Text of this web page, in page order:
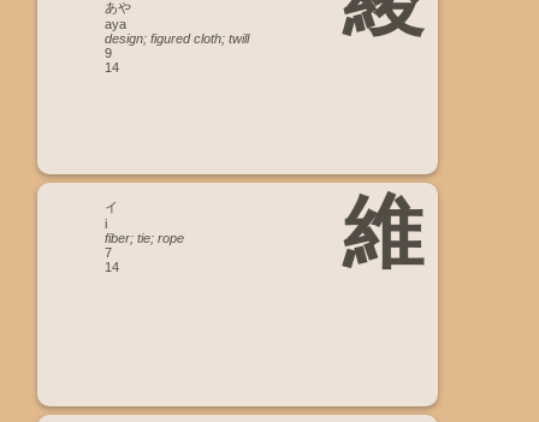
あや
aya
design; figured cloth; twill
9
14
維
イ
i
fiber; tie; rope
7
14